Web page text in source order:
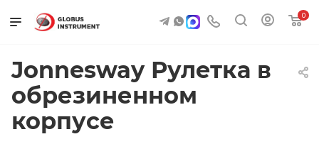
0
Jonnesway Рулетка в
обрезиненном
корпусе